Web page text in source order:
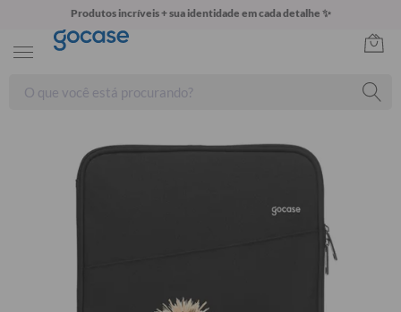
Produtos incríveis + sua identidade em cada detalhe ✨